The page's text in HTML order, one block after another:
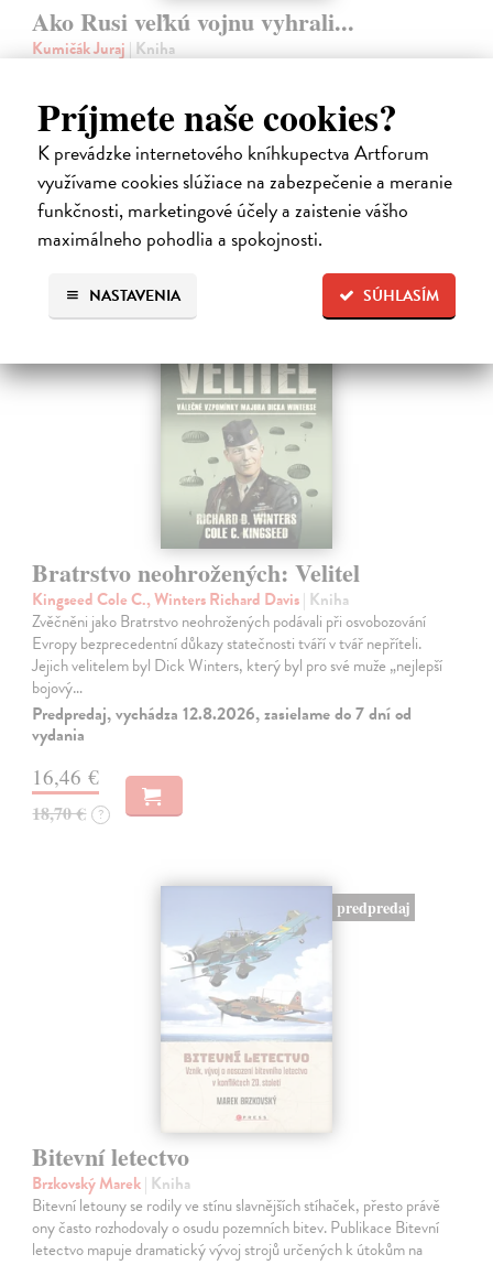
Príjmete naše cookies?
K prevádzke internetového kníhkupectva Artforum
využívame cookies slúžiace na zabezpečenie a meranie
funkčnosti, marketingové účely a zaistenie vášho
maximálneho pohodlia a spokojnosti.
SÚHLASÍM
NASTAVENIA
Ako Rusi veľkú vojnu vyhrali...
Kumičák Juraj | Kniha
Napriek tomu sa našli v ZSSR či Rusku historici či novinári, ktorí
mali…
Na sklade ?
11,99 €
predpredaj
Bratrstvo neohrožených: Velitel
Kingseed Cole C., Winters Richard Davis| Kniha
Zvěčněni jako Bratrstvo neohrožených podávali při osvobozování
Evropy bezprecedentní důkazy statečnosti tváří v tvář nepříteli.
Jejich velitelem byl Dick Winters, který byl pro své muže „nejlepší
bojový…
Predpredaj, vychádza 12.8.2026, zasielame do 7 dní od
vydania
16,46 €
18,70 € ?
predpredaj
Bitevní letectvo
Brzkovský Marek| Kniha
Bitevní letouny se rodily ve stínu slavnějších stíhaček, přesto právě
ony často rozhodovaly o osudu pozemních bitev. Publikace Bitevní
letectvo mapuje dramatický vývoj strojů určených k útokům na